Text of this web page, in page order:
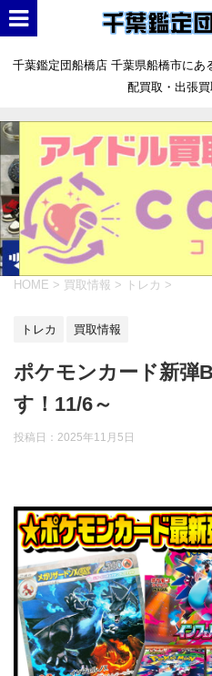
千葉鑑定団船橋店 千葉県船橋市に
配買取・出張買
HOME > 買取情報 > トレカ >
トレカ 買取情報
ポケモンカード新弾
す！11/6～
投稿日： 2025年11月5日